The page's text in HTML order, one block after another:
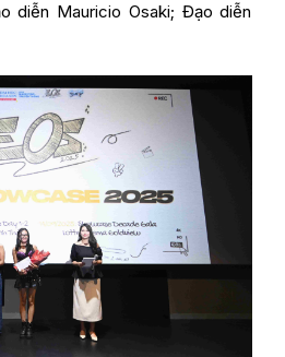
diễn Mauricio Osaki; Đạo diễn